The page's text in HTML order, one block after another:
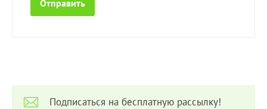
Подписаться на бесплатную рассылку!